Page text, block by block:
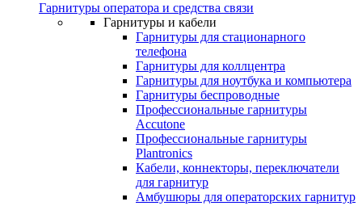
Гарнитуры оператора и средства связи
Гарнитуры и кабели
Гарнитуры для стационарного
телефона
Гарнитуры для коллцентра
Гарнитуры для ноутбука и компьютера
Гарнитуры беспроводные
Профессиональные гарнитуры
Accutone
Профессиональные гарнитуры
Plantronics
Кабели, коннекторы, переключатели
для гарнитур
Амбушюры для операторских гарнитур